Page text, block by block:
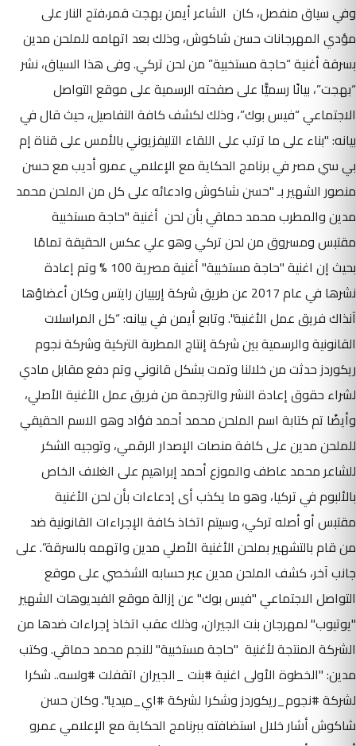
وفي سياق منفصل، كان الشاعر أيمن بهجت قمر،فتح النار على
مؤدي المهرجانات حسن شاكوش، وذلك بعد اتهامه للملحن مدين
بسرقة أغنية “حاجة مستخبية” من لحن تركي. وفى هذا السياق، نشر
“بهجت”، بيانًا رسميًّا على صفحته الرسمية على موقع التواصل
الاجتماعي “فيس بوك”، وذلك لكشف كافة التفاصيل، حيث قال في
بيانه: "بناء على ما ترتب على اللقاء التليفزيوني بالأمس على قناة إم
بي سي مصر في برنامج الحكاية مع الإعلامي عمرو أديب مع حسن
منصور الشهير بـ "حسن شاكوش وادعائه على كل من الملحن محمد
مدين والمطرب محمد حماقي بأن لحن أغنية "حاجة مستخبية
مقتبس ومسروق من لحن تركي وهو علي عكس الحقيقة تمامًا
بحيث إن اغنية "حاجة مستخبية" أغنية مصرية 100 % وتم إعادة
نشرها في عام 2017 عن طريق شركة إربييان رايتس وكان أعضاؤها
آنذاك فريق عمل الأغنية". وتابع أيمن في بيانه: “كل المراسلات
القانونية والرسمية بين شركة إنتاج المطربة التركية وشركة نجوم
ريكوردز حدثت من خلالنا وتمت بشكل قانوني وتم دفع مقابل مادي
لشراء حقوق إعادة النشر والترجمة من فريق عمل الأغنية الأصلي،
وأيضًا تم كتابة اسم الملحن محمد أحمد فؤاد وهو الاسم الحقيقي
للملحن مدين على كافة منصات الإصدار الرقمي، وتوجيه الشكر
للشاعر محمد عاطف والموزع أحمد إبراهيم على الغلاف الخاص
بالألبوم في تركيا، وهو ما يكذب أى إدعاءات بأن لحن الأغنية
مقتبس أو أصله تركي، وسيتم اتخاذ كافة الإجراءات القانونية ضد
من قام بالتشهير بملحن الأغنية الأصلي مدين واتهمه بالسرقة”.على
جانب آخر، كشف الملحن مدين عبر حسابه الشخصي على موقع
التواصل الاجتماعي "فيس بوك" عن إزالة موقع الفيديوهات الشهير
"يوتيوب" لمهرجان بنت الجيران، وذلك عقب اتخاذ إجراءات ضدها من
الشركة المنتجة لأغنية "حاجة مستخبية" للنجم محمد حماقي. وكتب
مدين: "الخطوة الأولى اغنية #بنت _الجيران اتقفلت #ولسه.. شكرا
لشركة #نجوم_ريكوردز وشكرا لشركة #اي_ميديا". وكان حسن
شاكوش أشار خلال استضافته ببرنامج الحكاية مع الإعلامي عمرو